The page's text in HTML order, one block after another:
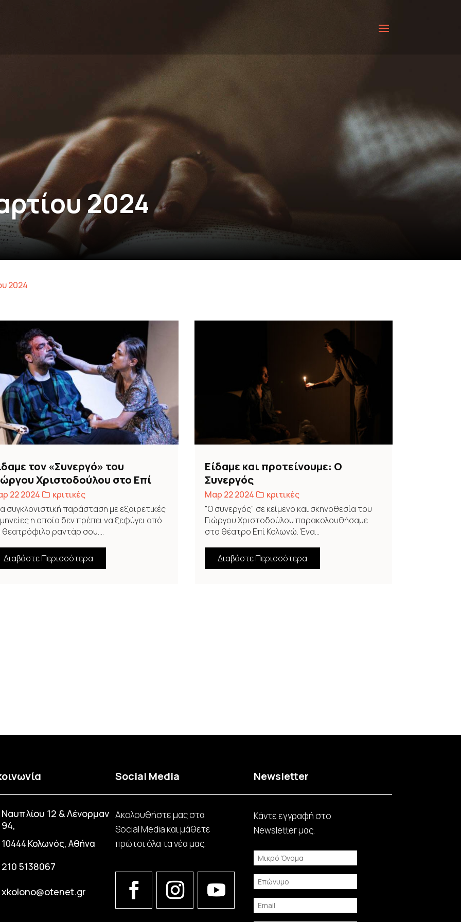
2024
2024
τον «Συνεργό» του
Χριστοδούλου στο Επί
22 2024
κριτικές
συγκλονιστική παράσταση με εξαιρετικές
η οποία δεν πρέπει να ξεφύγει από
θεατρόφιλο ραντάρ σου....
Διαβάστε Περισσότερα
Είδαμε και προτείνουμε: Ο
Συνεργός
Μαρ 22 2024
κριτικές
"Ο συνεργός" σε κείμενο και σκηνοθεσία του
Γιώργου Χριστοδούλου παρακολουθήσαμε
στο θέατρο Επί Κολωνώ. Ένα...
Διαβάστε Περισσότερα
Ναυπλίου 12 & Λένορμαν
94,
10444 Κολωνός, Αθήνα
210 5138067
xkolono@otenet.gr
Social Media
Ακολουθήστε μας στα
Social Media και μάθετε
πρώτοι όλα τα νέα μας.
Newsletter
Κάντε εγγραφή στο
Νewsletter μας.